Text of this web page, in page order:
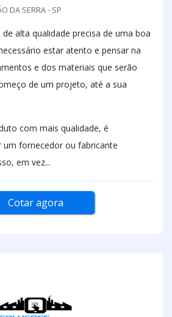
DA SERRA - SP
alta qualidade precisa de uma boa
estar atento e pensar na
e dos materiais que serão
de um projeto, até a sua
com mais qualidade, é
um fornecedor ou fabricante
em vez...
Cotar agora